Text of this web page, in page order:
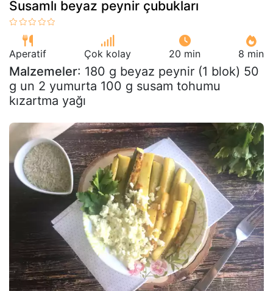
Susamlı beyaz peynir çubukları
Aperatif Çok kolay 20 min 8 min
Malzemeler: 180 g beyaz peynir (1 blok) 50
g un 2 yumurta 100 g susam tohumu
kızartma yağı